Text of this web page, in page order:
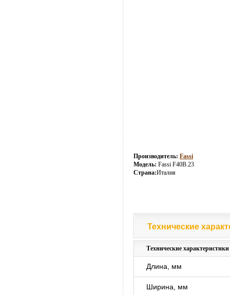
Производитель: Fassi
Модель: Fassi F40B.23
Страна:Италия
Технические
Технические
Технические
Длина, мм
Ширина, мм